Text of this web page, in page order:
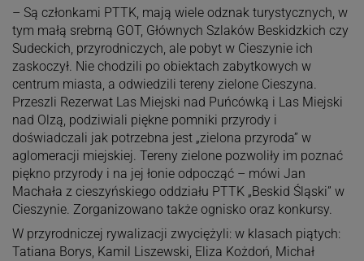
– Są członkami PTTK, mają wiele odznak turystycznych, w
tym małą srebrną GOT, Głównych Szlaków Beskidzkich czy
Sudeckich, przyrodniczych, ale pobyt w Cieszynie ich
zaskoczył. Nie chodzili po obiektach zabytkowych w
centrum miasta, a odwiedzili tereny zielone Cieszyna.
Przeszli Rezerwat Las Miejski nad Puńcówką i Las Miejski
nad Olzą, podziwiali piękne pomniki przyrody i
doświadczali jak potrzebna jest „zielona przyroda” w
aglomeracji miejskiej. Tereny zielone pozwoliły im poznać
piękno przyrody i na jej łonie odpocząć – mówi Jan
Machała z cieszyńskiego oddziału PTTK „Beskid Śląski” w
Cieszynie. Zorganizowano także ognisko oraz konkursy.
W przyrodniczej rywalizacji zwyciężyli: w klasach piątych:
Tatiana Borys, Kamil Liszewski, Eliza Kożdoń, Michał